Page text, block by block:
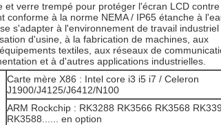
et verre trempé pour protéger l'écran LCD
conforme à la norme NEMA / IP65 étanche à
s'adapter à l'environnement de travail
d'usine, à la fabrication de machines, aux
textiles, aux réseaux de
et à d'autres applications industrielles.
Carte mère X86 : Intel core i3 i5 i7 / Celeron
J1900/J4125/J6412/N100
ARM Rockchip : RK3288 RK3566 RK3568
RK3588...... en option